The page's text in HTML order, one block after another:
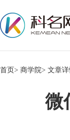
首页> 商学院> 文章
微